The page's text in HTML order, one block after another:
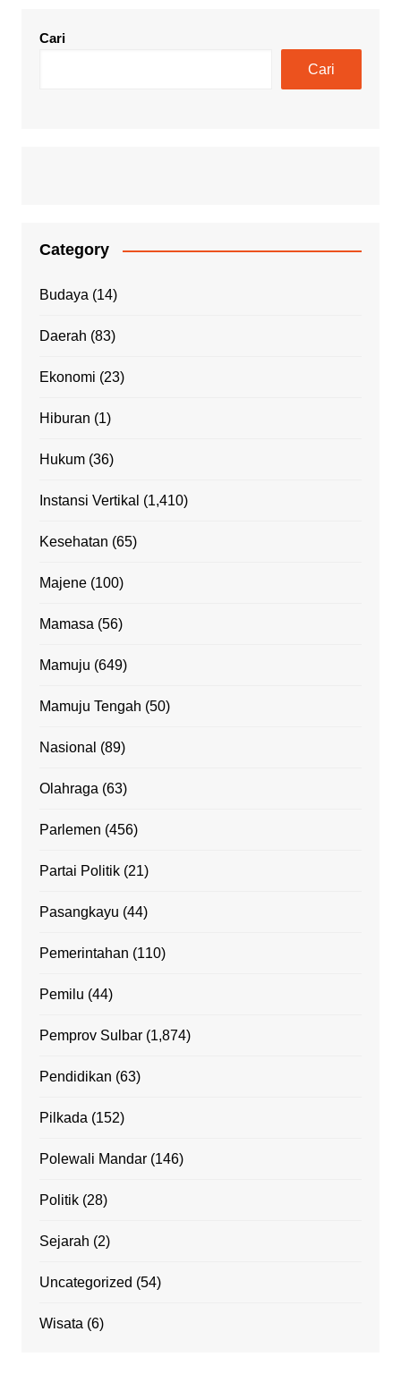
Cari
Cari
Category
Budaya (14)
Daerah (83)
Ekonomi (23)
Hiburan (1)
Hukum(36)
Instansi Vertikal (1,410)
Kesehatan (65)
Majene(100)
Mamasa (56)
Mamuju (649)
Mamuju Tengah (50)
Nasional (89)
Olahraga (63)
Parlemen (456)
Partai Politik(21)
Pasangkayu (44)
Pemerintahan (110)
Pemilu (44)
Pemprov Sulbar(1,874)
Pendidikan (63)
Pilkada (152)
Polewali Mandar(146)
Politik(28)
Sejarah (2)
Uncategorized (54)
Wisata (6)